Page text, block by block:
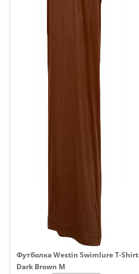
Футболка Westin Swimlure T-Shirt
Dark Brown M